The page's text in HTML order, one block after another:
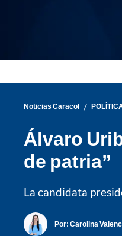
Noticias Caracol /
Álvaro
de patria”
La candidata
Por: Carolina